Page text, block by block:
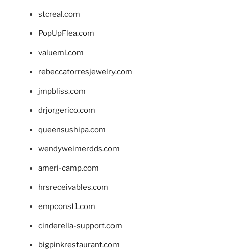
stcreal.com
PopUpFlea.com
valueml.com
rebeccatorresjewelry.com
jmpbliss.com
drjorgerico.com
queensushipa.com
wendyweimerdds.com
ameri-camp.com
hrsreceivables.com
empconst1.com
cinderella-support.com
bigpinkrestaurant.com